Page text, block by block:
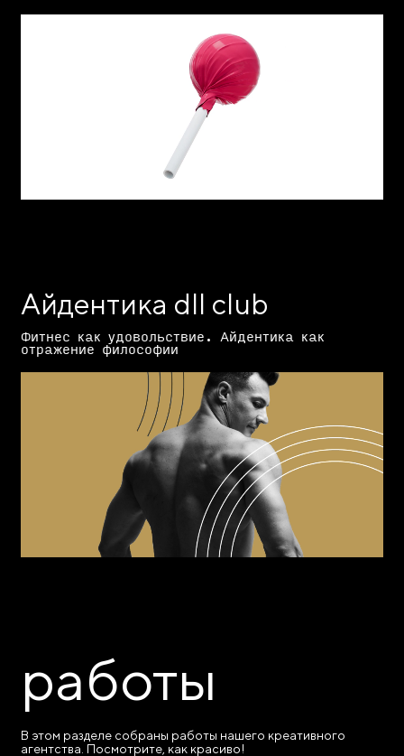
Айдентика dll club
Фитнес как удовольствие. Айдентика как
отражение философии
работы
В этом разделе собраны работы нашего креативного
агентства. Посмотрите, как красиво!